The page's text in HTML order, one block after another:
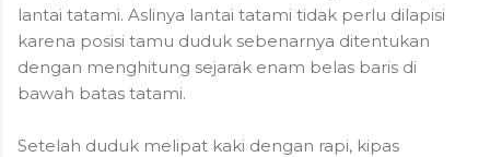
lantai tatami. Aslinya lantai tatami tidak perlu dilapisi
karena posisi tamu duduk sebenarnya ditentukan
dengan menghitung sejarak enam belas baris di
bawah batas tatami.
Setelah duduk melipat kaki dengan rapi, kipas